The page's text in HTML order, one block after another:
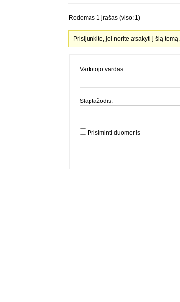
Rodomas 1 įrašas (viso: 1)
Prisijunkite, jei norite atsakyti į šią temą.
Vartotojo vardas:
Slaptažodis:
Prisiminti duomenis